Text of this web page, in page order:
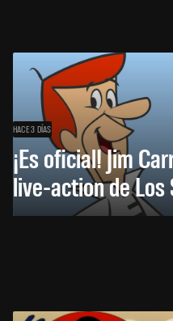
HACE 3 DÍAS
¡Es oficial! Jim
live-action de Los